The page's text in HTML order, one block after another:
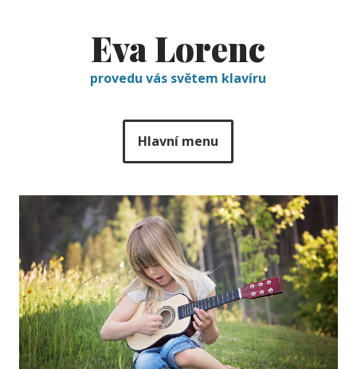
Eva Lorenc
provedu vás světem klavíru
Hlavní menu